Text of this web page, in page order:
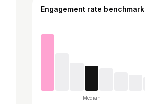
Engagement rate benchmark
Median